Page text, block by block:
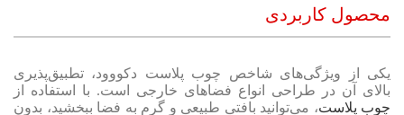
محصول کاربردی
یکی از ویژگی‌های شاخص چوب پلاست دکووود، تطبیق‌پذیری
بالای آن در طراحی انواع فضاهای خارجی است. با استفاده از
چوب پلاست، می‌توانید بافتی طبیعی و گرم به فضا ببخشید، بدون